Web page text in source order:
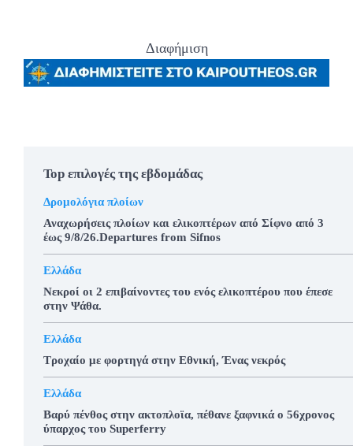
Διαφήμιση
Top επιλογές της εβδομάδας
Δρομολόγια πλοίων
Αναχωρήσεις πλοίων και ελικοπτέρων από Σίφνο από 3
έως 9/8/26.Departures from Sifnos
Ελλάδα
Νεκροί οι 2 επιβαίνοντες του ενός ελικοπτέρου που έπεσε
στην Ψάθα.
Ελλάδα
Τροχαίο με φορτηγά στην Εθνική, Ένας νεκρός
Ελλάδα
Βαρύ πένθος στην ακτοπλοϊα, πέθανε ξαφνικά ο 56χρονος
ύπαρχος του Superferry